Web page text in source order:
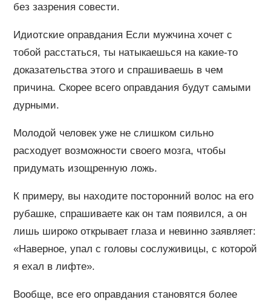
без зазрения совести.
Идиотские оправдания Если мужчина хочет с
тобой расстаться, ты натыкаешься на какие-то
доказательства этого и спрашиваешь в чем
причина. Скорее всего оправдания будут самыми
дурными.
Молодой человек уже не слишком сильно
расходует возможности своего мозга, чтобы
придумать изощренную ложь.
К примеру, вы находите посторонний волос на его
рубашке, спрашиваете как он там появился, а он
лишь широко открывает глаза и невинно заявляет:
«Наверное, упал с головы сослуживицы, с которой
я ехал в лифте».
Вообще, все его оправдания становятся более